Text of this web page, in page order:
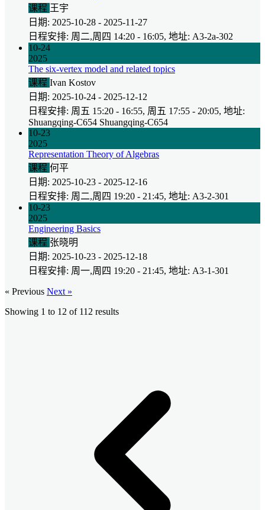
课程 王宇
日期: 2025-10-28 - 2025-11-27
日程安排: 周二,周四 14:20 - 16:05, 地址: A3-2a-302
10-24
2025
The six-vertex model and related topics
课程 Ivan Kostov
日期: 2025-10-24 - 2025-12-12
日程安排: 周五 15:20 - 16:55, 周五 17:55 - 20:05, 地址:
Shuangqing-C654 Shuangqing-C654
10-23
2025
Representation Theory of Algebras
课程 何平
日期: 2025-10-23 - 2025-12-16
日程安排: 周二,周四 19:20 - 21:45, 地址: A3-2-301
10-23
2025
Engineering Basics
课程 张晓明
日期: 2025-10-23 - 2025-12-18
日程安排: 周一,周四 19:20 - 21:45, 地址: A3-1-301
« Previous Next »
Showing 1 to 12 of 112 results